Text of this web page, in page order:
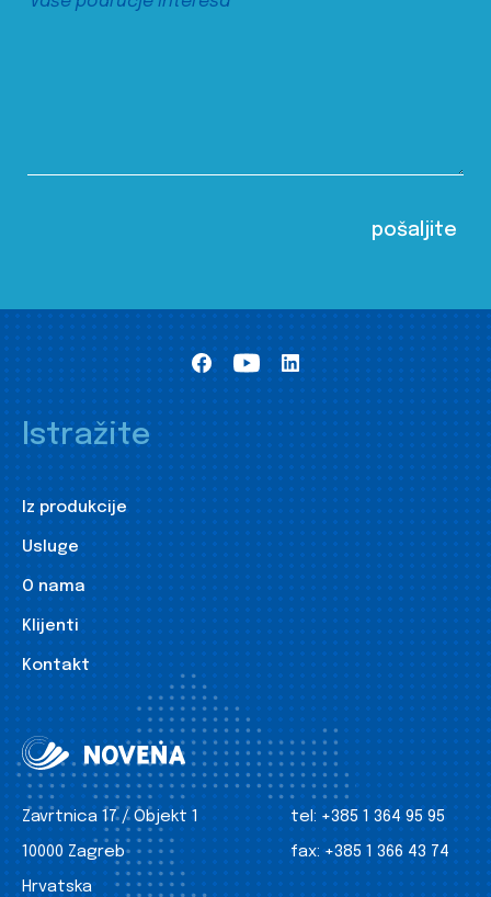
Istražite
Iz produkcije
Usluge
O nama
Klijenti
Kontakt
Zavrtnica 17 / Objekt 1
10000 Zagreb
Hrvatska
tel: +385 1 364 95 95
fax: +385 1 366 43 74